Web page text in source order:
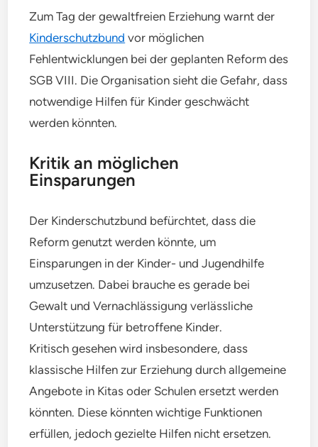
Zum Tag der gewaltfreien Erziehung warnt der
Kinderschutzbund vor möglichen
Fehlentwicklungen bei der geplanten Reform des
SGB VIII. Die Organisation sieht die Gefahr, dass
notwendige Hilfen für Kinder geschwächt
werden könnten.
Kritik an möglichen
Einsparungen
Der Kinderschutzbund befürchtet, dass die
Reform genutzt werden könnte, um
Einsparungen in der Kinder- und Jugendhilfe
umzusetzen. Dabei brauche es gerade bei
Gewalt und Vernachlässigung verlässliche
Unterstützung für betroffene Kinder.
Kritisch gesehen wird insbesondere, dass
klassische Hilfen zur Erziehung durch allgemeine
Angebote in Kitas oder Schulen ersetzt werden
könnten. Diese könnten wichtige Funktionen
erfüllen, jedoch gezielte Hilfen nicht ersetzen.